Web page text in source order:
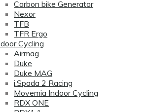
Carbon bike Generator
Nexor
TFB
TFR Ergo
Cycling
Airmag
Duke
Duke MAG
i.Spada 2 Racing
Movemia Indoor Cycling
RDX ONE